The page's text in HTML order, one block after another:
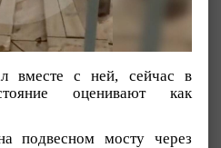
вместе с ней, сейчас в
оценивают как
подвесном мосту через